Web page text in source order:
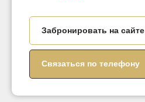
Забронировать на сайте
Связаться по телефону